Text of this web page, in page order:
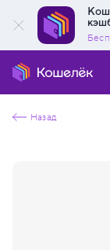
Назад